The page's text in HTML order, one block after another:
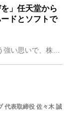
」任天堂から
ドとソフトで
代表取締役 佐々木 誠